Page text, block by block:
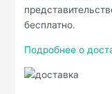
бесплатно.
Подробнее о